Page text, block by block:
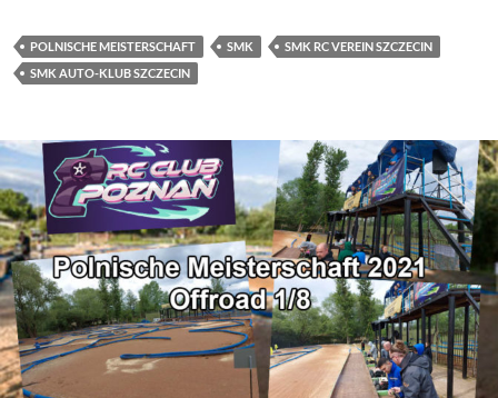
POLNISCHE MEISTERSCHAFT SMK
SMK RC VEREIN SZCZECIN
SMK AUTO-KLUB SZCZECIN